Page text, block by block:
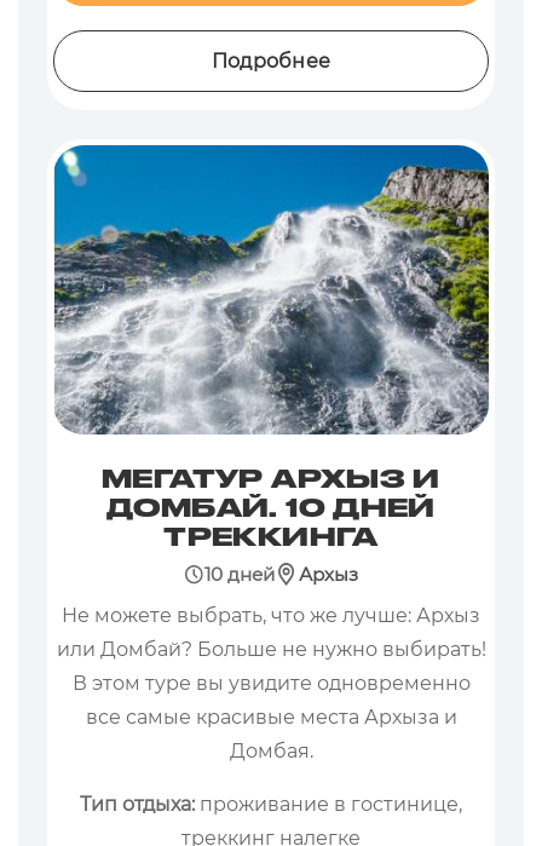
Подробнее
МЕГАТУР АРХЫЗ И
ДОМБАЙ. 10 ДНЕЙ
ТРЕККИНГА
10 дней
Архыз
Не можете выбрать, что же лучше: Архыз
или Домбай? Больше не нужно выбирать!
В этом туре вы увидите одновременно
все самые красивые места Архыза и
Домбая.
Тип отдыха: проживание в гостинице,
треккинг налегке